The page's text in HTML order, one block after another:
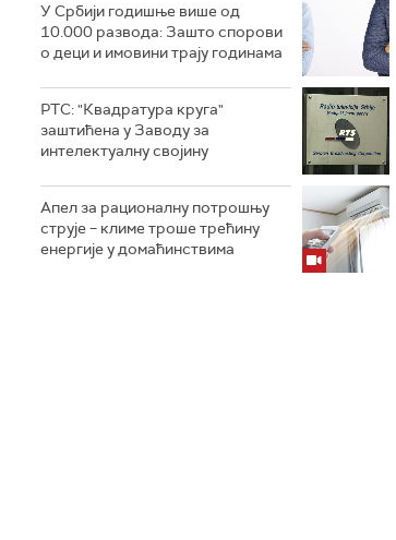
У Србији годишње више од
10.000 развода: Зашто спорови
о деци и имовини трају годинама
РТС: "Квадратура круга"
заштићена у Заводу за
интелектуалну својину
Апел за рационалну потрошњу
струје – климе троше трећину
енергије у домаћинствима